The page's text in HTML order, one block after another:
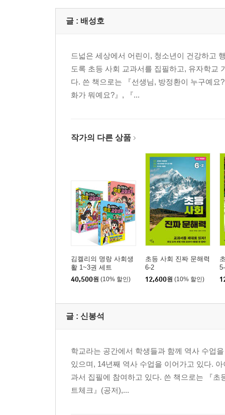
글 : 배성호
드넓은 세상에서 어린이, 청소년이 건강하고
도록 초등 사회 교과서를 집필하고, 유자학교
다. 쓴 책으로는 『선생님, 방정환이 누구예
화가 뭐예요?』, 『...
작가의 다른 상품
김켈리의 명랑 사회생
활 1~3권 세트
40,500원 (10% 할인)
초등 사회 진짜 문해력
6-2
12,600원 (10% 할인)
글 : 신봉석
학교라는 공간에서 학생들과 함께 역사 수업
있으며, 14년째 역사 수업을 이어가고 있다.
과서 집필에 참여하고 있다. 쓴 책으로는 『
트체크』(공저),...